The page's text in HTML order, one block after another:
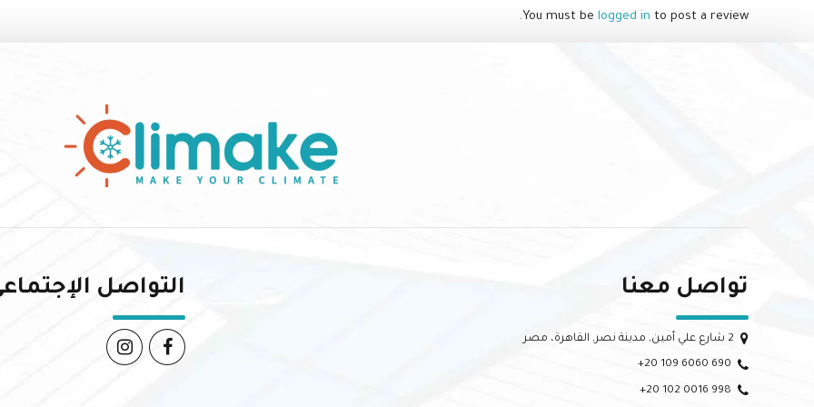
You must be logged in to post a review.
تواصل معنا
2 شارع علي أمين, مدينة نصر, القاهرة، مصر
+20 109 6060 690
+20 102 0016 998
التواصل